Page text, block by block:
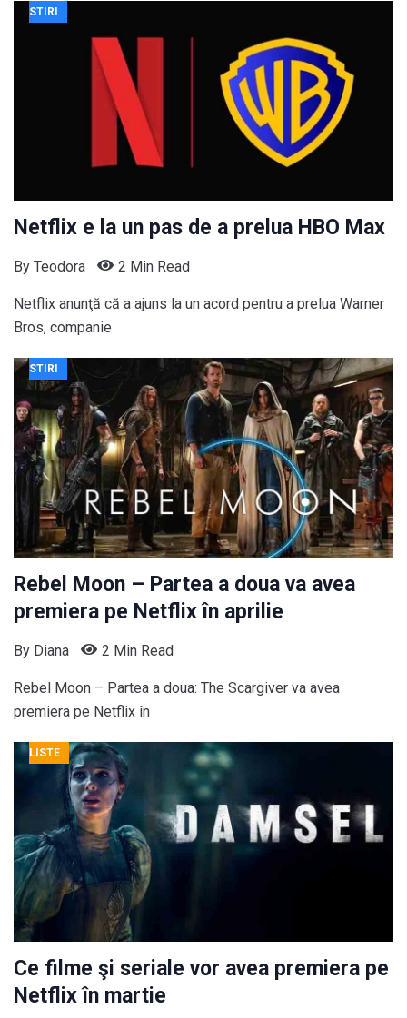
STIRI
Netflix e la un pas de a prelua HBO Max
By Teodora 2 Min Read
Netflix anunţă că a ajuns la un acord pentru a prelua Warner
Bros, companie
STIRI
Rebel Moon – Partea a doua va avea
premiera pe Netflix în aprilie
By Diana 2 Min Read
Rebel Moon – Partea a doua: The Scargiver va avea
premiera pe Netflix în
LISTE
Ce filme şi seriale vor avea premiera pe
Netflix în martie